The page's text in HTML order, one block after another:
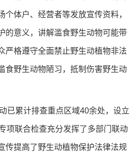
体户、经营者等发放宣传资料，
的意义，讲解滥食野生动物可能带
严格遵守全面禁止野生动植物非法
食野生动物陋习，抵制伤害野生动
已累计排查重点区域40余处，设立
项联合检查充分发挥了多部门联动
传提高了野生动植物保护法律法规